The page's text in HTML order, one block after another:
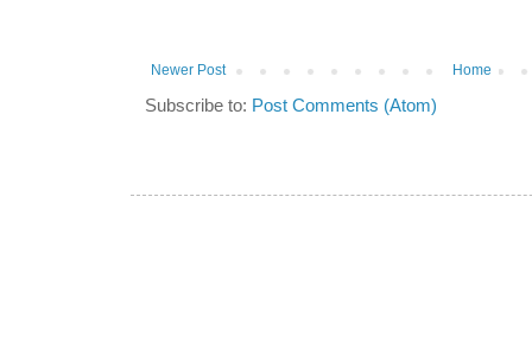
Newer Post Home
Subscribe to: Post Comments (Atom)